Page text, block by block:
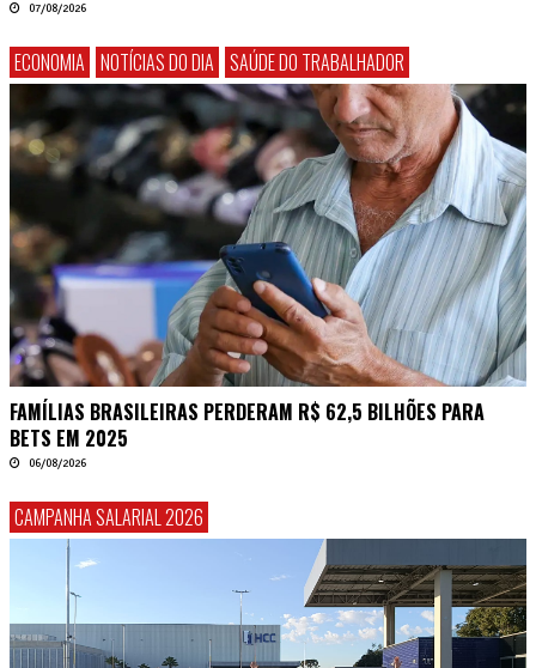
07/08/2026
ECONOMIA NOTÍCIAS DO DIA SAÚDE DO TRABALHADOR
FAMÍLIAS BRASILEIRAS PERDERAM R$ 62,5 BILHÕES PARA
BETS EM 2025
06/08/2026
CAMPANHA SALARIAL 2026